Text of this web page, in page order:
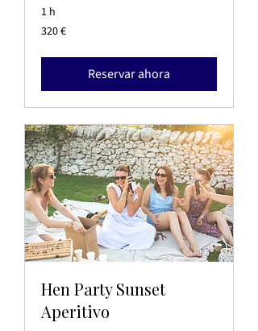
1 h
320
euros
320 €
Reservar ahora
Hen Party Sunset
Aperitivo